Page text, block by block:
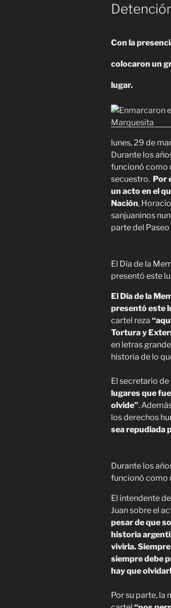
Con la
colocaron un
lugar.
lunes, 29 de
Durante los
funcionó como
secuestro. Por
un acto en el
Nación,
sanjuaninos
parte del Paseo
El Día de la
presentó este
El Día de la
presentó este
cartel reza
Tortura y
en letras
historia de lo
El secretario
lugares que
olvide”.
los derechos
sea repudiada
Durante los
funcionó como
El intendente
Juan sobre el
pesar de que
historia
vivirla.
siempre debe
hay que
Por su parte, la